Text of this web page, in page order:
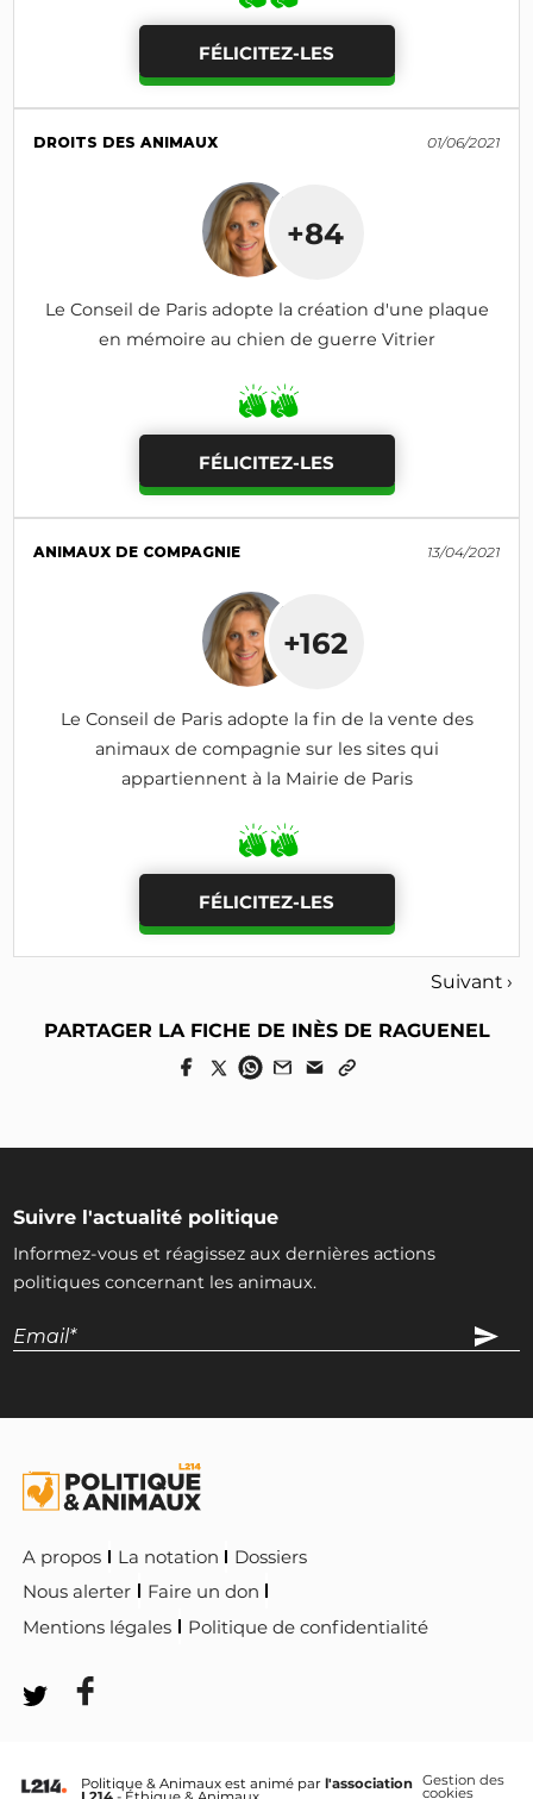
FÉLICITEZ-LES
DROITS DES ANIMAUX 01/06/2021
+84
Le Conseil de Paris adopte la création d'une plaque
en mémoire au chien de guerre Vitrier
FÉLICITEZ-LES
ANIMAUX DE COMPAGNIE 13/04/2021
+162
Le Conseil de Paris adopte la fin de la vente des
animaux de compagnie sur les sites qui
appartiennent à la Mairie de Paris
FÉLICITEZ-LES
Suivant ›
PARTAGER LA FICHE DE INÈS DE RAGUENEL
Suivre l'actualité politique
Informez-vous et réagissez aux dernières actions
politiques concernant les animaux.
A propos La notation
Dossiers
Nous alerter
Faire un don
Mentions légales
Politique de confidentialité
Politique & Animaux est animé par l'association Gestion des
cookies